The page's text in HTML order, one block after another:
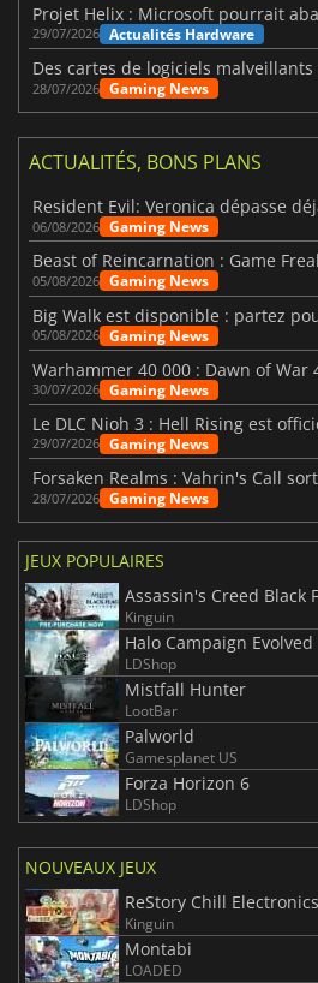
Projet Helix : Microsoft pourrait
29/07/2026 Actualités Hardware
28/07/2026 Gaming News
ACTUALITÉS, BONS PLANS
06/08/2026 Gaming News
05/08/2026 Gaming News
05/08/2026 Gaming News
30/07/2026 Gaming News
29/07/2026 Gaming News
28/07/2026 Gaming News
JEUX POPULAIRES
Assassin's Creed Black
Kinguin
Halo Campaign Evolved
LDShop
Mistfall Hunter
LootBar
Palworld
Gamesplanet US
Forza Horizon 6
LDShop
NOUVEAUX JEUX
ReStory Chill
Kinguin
Montabi
LOADED